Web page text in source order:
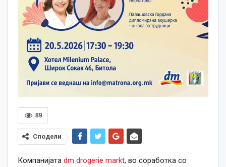
89
Сподели
Компанијата dm drogerie markt, во соработка со